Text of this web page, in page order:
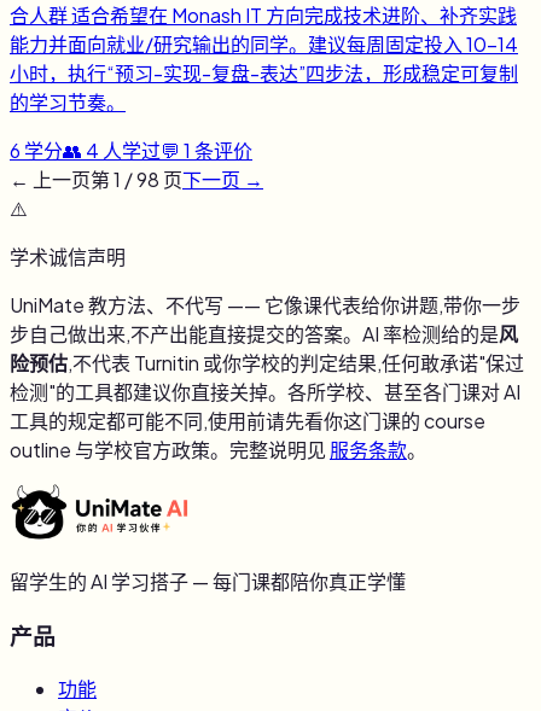
合人群 适合希望在 Monash IT 方向完成技术进阶、补齐实践
能力并面向就业/研究输出的同学。建议每周固定投入 10-14
小时，执行“预习-实现-复盘-表达”四步法，形成稳定可复制
的学习节奏。
6 学分👥 4 人学过💬 1 条评价
← 上一页第1 /98 页下一页 →
⚠️
学术诚信声明
UniMate 教方法、不代写 —— 它像课代表给你讲题,带你一步
步自己做出来,不产出能直接提交的答案。AI 率检测给的是风
险预估,不代表 Turnitin 或你学校的判定结果,任何敢承诺"保过
检测"的工具都建议你直接关掉。各所学校、甚至各门课对 AI
工具的规定都可能不同,使用前请先看你这门课的 course
outline 与学校官方政策。完整说明见 服务条款。
留学生的 AI 学习搭子 — 每门课都陪你真正学懂
产品
功能